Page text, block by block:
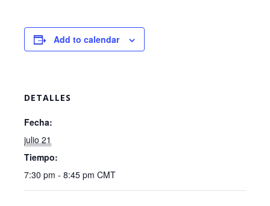
Add to calendar
DETALLES
Fecha:
julio 21
Tiempo:
7:30 pm - 8:45 pm CMT